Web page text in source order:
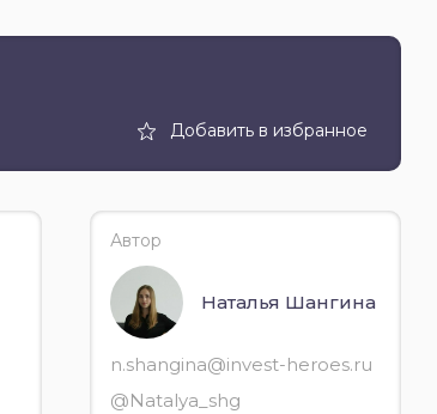
Добавить в избранное
Автор
Наталья Шангина
n.shangina@invest-heroes.ru
@Natalya_shg